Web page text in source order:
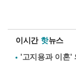
이시간 핫뉴스
'고지용과 이혼'